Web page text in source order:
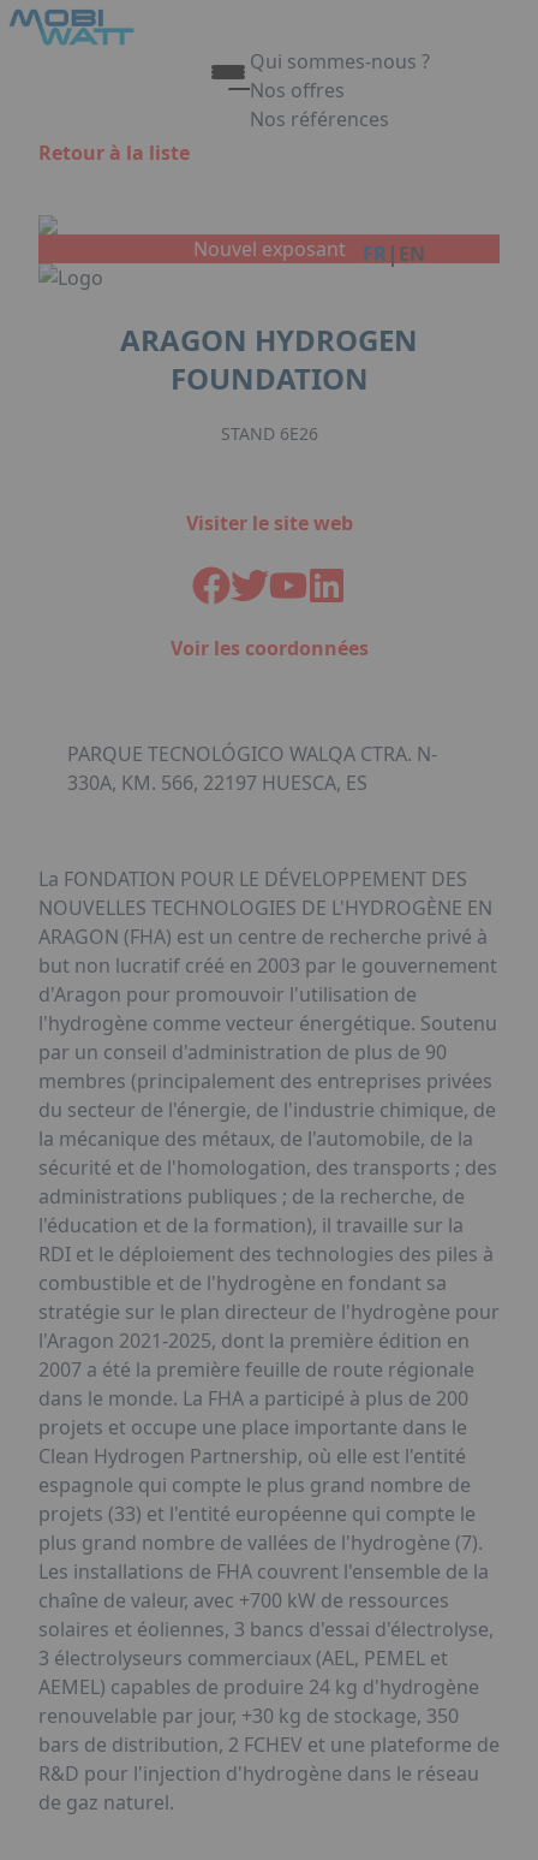
Aller au contenu principal
Qui sommes-nous ?
Nos offres
Nos références
FR | EN
Retour à la liste
Nouvel exposant
ARAGON HYDROGEN
FOUNDATION
STAND 6E26
Visiter le site web
Voir les coordonnées
PARQUE TECNOLÓGICO WALQA CTRA. N-
330A, KM. 566, 22197 HUESCA, ES
La FONDATION POUR LE DÉVELOPPEMENT DES
NOUVELLES TECHNOLOGIES DE L'HYDROGÈNE EN
ARAGON (FHA) est un centre de recherche privé à
but non lucratif créé en 2003 par le gouvernement
d'Aragon pour promouvoir l'utilisation de
l'hydrogène comme vecteur énergétique. Soutenu
par un conseil d'administration de plus de 90
membres (principalement des entreprises privées
du secteur de l'énergie, de l'industrie chimique, de
la mécanique des métaux, de l'automobile, de la
sécurité et de l'homologation, des transports ; des
administrations publiques ; de la recherche, de
l'éducation et de la formation), il travaille sur la
RDI et le déploiement des technologies des piles à
combustible et de l'hydrogène en fondant sa
stratégie sur le plan directeur de l'hydrogène pour
l'Aragon 2021-2025, dont la première édition en
2007 a été la première feuille de route régionale
dans le monde. La FHA a participé à plus de 200
projets et occupe une place importante dans le
Clean Hydrogen Partnership, où elle est l'entité
espagnole qui compte le plus grand nombre de
projets (33) et l'entité européenne qui compte le
plus grand nombre de vallées de l'hydrogène (7).
Les installations de FHA couvrent l'ensemble de la
chaîne de valeur, avec +700 kW de ressources
solaires et éoliennes, 3 bancs d'essai d'électrolyse,
3 électrolyseurs commerciaux (AEL, PEMEL et
AEMEL) capables de produire 24 kg d'hydrogène
renouvelable par jour, +30 kg de stockage, 350
bars de distribution, 2 FCHEV et une plateforme de
R&D pour l'injection d'hydrogène dans le réseau
de gaz naturel.
Panneau de gestion des cookies